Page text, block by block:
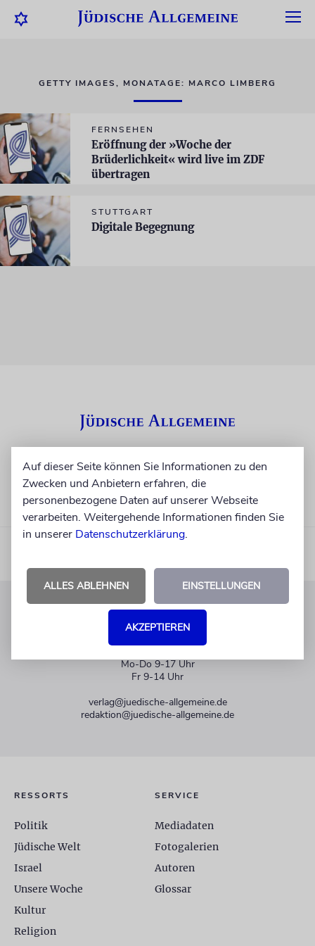
GETTY IMAGES, MONATAGE: MARCO LIMBERG
FERNSEHEN
Eröffnung der »Woche der
Brüderlichkeit« wird live im ZDF
übertragen
STUTTGART
Digitale Begegnung
KUNDENSERVICE
Mo-Do 9-17 Uhr
Fr 9-14 Uhr
verlag@juedische-allgemeine.de
redaktion@juedische-allgemeine.de
RESSORTS
Politik
Jüdische Welt
Israel
Unsere Woche
Kultur
Religion
SERVICE
Mediadaten
Fotogalerien
Autoren
Glossar
Auf dieser Seite können Sie Informationen zu den
Zwecken und Anbietern erfahren, die
personenbezogene Daten auf unserer Webseite
verarbeiten. Weitergehende Informationen finden Sie
in unserer Datenschutzerklärung.
ALLES ABLEHNEN EINSTELLUNGEN
AKZEPTIEREN